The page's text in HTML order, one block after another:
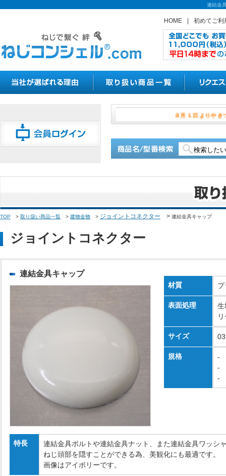
連結金
HOME 初めてご利
８月１
TOP > 取り扱い商品一覧 > 建物金物 > ジョイントコネクター > 連結金具キャップ
ジョイントコネクター
連結金具キャップ
材質
表面処理
生
サイズ
規格
-
-
-
特長
連結金具ボルトや連結金具ナット、また連結金具ワッシ
ねじ頭部を隠すことができる為、美観化にも最適です。
画像はアイボリーです。